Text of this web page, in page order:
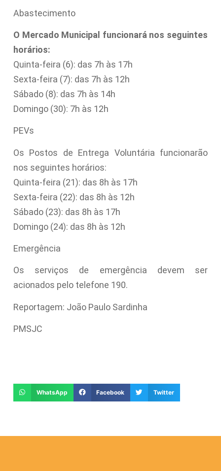
Abastecimento
O Mercado Municipal funcionará nos seguintes
horários:
Quinta-feira (6): das 7h às 17h
Sexta-feira (7): das 7h às 12h
Sábado (8): das 7h às 14h
Domingo (30): 7h às 12h
PEVs
Os Postos de Entrega Voluntária funcionarão
nos seguintes horários:
Quinta-feira (21): das 8h às 17h
Sexta-feira (22): das 8h às 12h
Sábado (23): das 8h às 17h
Domingo (24): das 8h às 12h
Emergência
Os serviços de emergência devem ser
acionados pelo telefone 190.
Reportagem: João Paulo Sardinha
PMSJC
WhatsApp Facebook Twitter